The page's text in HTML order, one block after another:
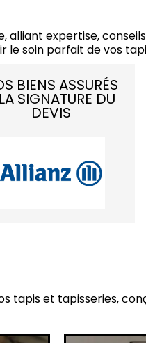
alliant expertise,
soin parfait de vos
BIENS ASSURÉS
SIGNATURE DU
DEVIS
tapis et tapisseries,